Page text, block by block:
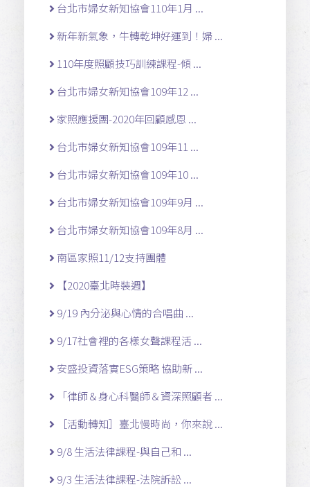
台北市婦女新知協會110年1月 ...
新年新氣象，牛轉乾坤好運到！婦 ...
110年度照顧技巧訓練課程-傾 ...
台北市婦女新知協會109年12 ...
家照應援團-2020年回顧感恩 ...
台北市婦女新知協會109年11 ...
台北市婦女新知協會109年10 ...
台北市婦女新知協會109年9月 ...
台北市婦女新知協會109年8月 ...
南區家照11/12支持團體
【2020臺北時裝週】
9/19 內分泌與心情的合唱曲 ...
9/17社會裡的各樣女聲課程活 ...
安盛投資落實ESG策略 協助新 ...
「律師＆身心科醫師＆資深照顧者 ...
［活動轉知］臺北慢時尚，你來說 ...
9/8 生活法律課程-與自己和 ...
9/3 生活法律課程-法院訴訟 ...